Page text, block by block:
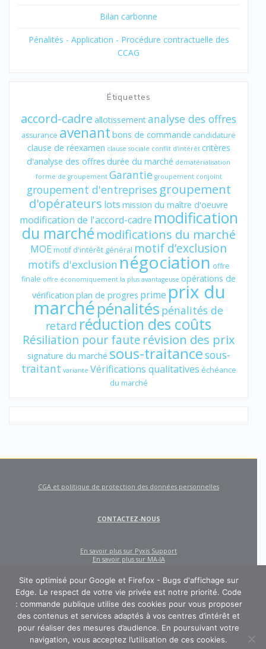
Bilan carbonne
Pénalités - Application - Procédure contractuelle des
CCAG
Étiquettes
accord-cadre allotissementanalyse des offres
assurance avenant bons de commande candidature
clause de réexamen clause sociale conflit d'intérêt critères
d'analyse des offres durée du marché dématérialisation
forme de groupement Garantie groupement conjoint
groupement d'entreprises groupement
d'opérateurs lots mission du maître d'oeuvre
modification de l'accord-cadre modification
du marché modifications du marché
MOE motif d'intérêt général motif d’exclusion
motifs d'exclusion négociation offre
finale offre économiquement la plus avantageuse opérations de
vérification plan de progres prime prix du
marchépénalités pénalités de
retard réduction des coûts
Résiliation pour faute révision des prix
signature du marché sous-traitancesous-
traitant variante Vérifications qualitatives échéance
du marché
CODE : COMMANDE PUBLIQUE
CGA et politique de protection des données personnelles
CONTACTEZ-NOUS
En savoir plus sur Pyxis Support
En savoir plus sur MA-IA
Site optimisé pour Google et Firefox - Bugs d'affichage sur
Edge. Le respect de votre vie privée est notre priorité. Code
: commande publique utilise des cookies pour vous proposer
des contenus et services adaptés à vos centres d’intérêt et
pour réaliser des mesures d’audience. En poursuivant votre
navigation, vous acceptez l’utilisation de ces cookies.